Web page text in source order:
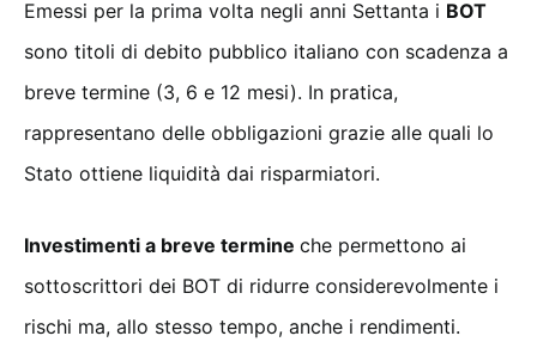
Emessi per la prima volta negli anni Settanta i BOT
sono titoli di debito pubblico italiano con scadenza a
breve termine (3, 6 e 12 mesi). In pratica,
rappresentano delle obbligazioni grazie alle quali lo
Stato ottiene liquidità dai risparmiatori.
Investimenti a breve termine che permettono ai
sottoscrittori dei BOT di ridurre considerevolmente i
rischi ma, allo stesso tempo, anche i rendimenti.